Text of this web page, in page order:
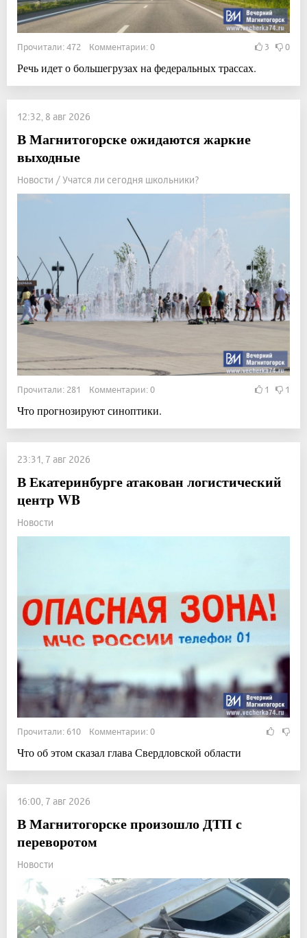
Прочитали: 472 Комментарии: 0 3 0
Речь идет о большегрузах на федеральных трассах.
12:32, 8 авг 2026
В Магнитогорске ожидаются жаркие
выходные
Новости / Учатся ли сегодня школьники?
Прочитали: 281 Комментарии: 0 1 1
Что прогнозируют синоптики.
23:31, 7 авг 2026
В Екатеринбурге атакован логистический
центр WB
Новости
Прочитали: 610 Комментарии: 0
Что об этом сказал глава Свердловской области
16:00, 7 авг 2026
В Магнитогорске произошло ДТП с
переворотом
Новости